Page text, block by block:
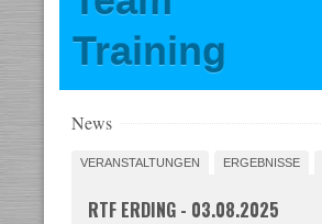
Training
News
VERANSTALTUNGEN ERGEBNISSE
RTF ERDING - 03.08.2025